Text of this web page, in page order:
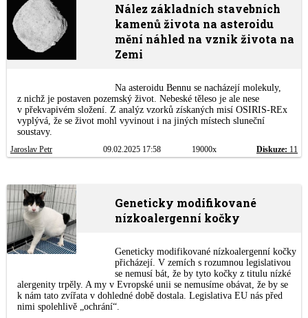
Nález základních stavebních
kamenů života na asteroidu
mění náhled na vznik života na
Zemi
Na asteroidu Bennu se nacházejí molekuly,
z nichž je postaven pozemský život. Nebeské těleso je ale nese
v překvapivém složení. Z analýz vzorků získaných misí OSIRIS-REx
vyplývá, že se život mohl vyvinout i na jiných místech sluneční
soustavy.
Jaroslav Petr 09.02.2025 17:58 19000x Diskuze: 11
Geneticky modifikované
nízkoalergenní kočky
Geneticky modifikované nízkoalergenní kočky
přicházejí. V zemích s rozumnou legislativou
se nemusí bát, že by tyto kočky z titulu nízké
alergenity trpěly. A my v Evropské unii se nemusíme obávat, že by se
k nám tato zvířata v dohledné době dostala. Legislativa EU nás před
nimi spolehlivě „ochrání“.